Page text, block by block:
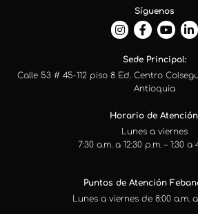
Síguenos
Sede Principal:
Calle 53 # 45-112 piso 8 Ed. Centro
Antioquia
Horario de
Lunes a viernes
7:30 a.m. a 12:30 p.m. – 1:30 a
Puntos de Atención
Lunes a viernes de 8:00 a.m. a